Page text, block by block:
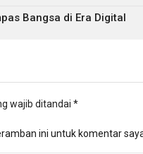
Bangsa di Era Digital
wajib ditandai *
ini untuk komentar